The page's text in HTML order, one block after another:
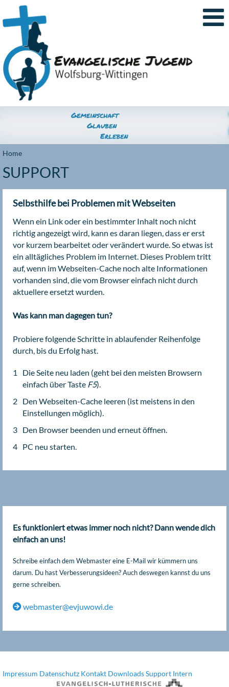
Home
SUPPORT
Selbsthilfe bei Problemen mit Webseiten
Wenn ein Link oder ein bestimmter Inhalt noch nicht
richtig angezeigt wird, kann es daran liegen, dass er erst
vor kurzem bearbeitet oder verändert wurde. So etwas ist
ein alltägliches Problem im Internet. Dieses Problem tritt
auf, wenn im Webseiten-Cache noch alte Informationen
vorhanden sind, die vom Browser einfach nicht durch
aktuellere ersetzt wurden.
Was kann man dagegen tun?
Probiere folgende Schritte in ablaufender Reihenfolge
durch, bis du Erfolg hast.
Die Seite neu laden (geht bei den meisten Browsern
einfach über Taste F5).
Den Webseiten-Cache leeren (ist meistens in den
Einstellungen möglich).
Den Browser beenden und erneut öffnen.
PC neu starten.
Es funktioniert etwas immer noch nicht? Dann wende dich
einfach an uns!
Schreibe einfach dem Webmaster eine E-Mail wir kümmern uns
darum. Du hast Verbesserungsideen? Auch deswegen kannst du uns
gerne schreiben.
webmaster@evjuwowi.de
Impressum Datenschutz Kontakt DownloadsSupport Intern